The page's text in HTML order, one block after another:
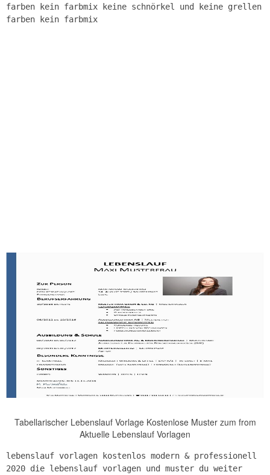
farben kein farbmix keine schnörkel und keine grellen
farben kein farbmix
Tabellarischer Lebenslauf Vorlage Kostenlose Muster zum from
Aktuelle Lebenslauf Vorlagen
lebenslauf vorlagen kostenlos modern & professionell
2020 die lebenslauf vorlagen und muster du weiter